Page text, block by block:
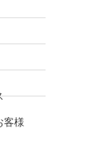
客様